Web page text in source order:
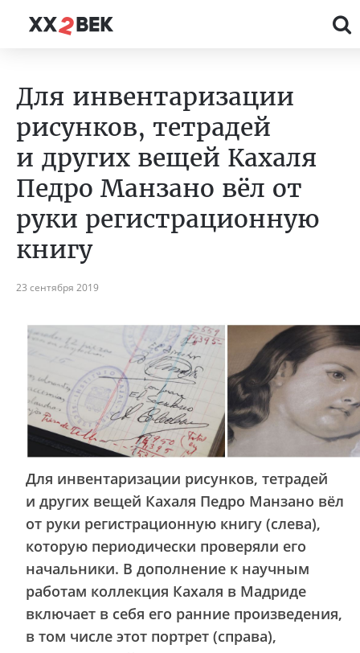
Для инвентаризации
рисунков, тетрадей
и других вещей Кахаля
Педро Манзано вёл от
руки регистрационную
книгу
23 сентября 2019
Для инвентаризации рисунков, тетрадей
и других вещей Кахаля Педро Манзано вёл
от руки регистрационную книгу (слева),
которую периодически проверяли его
начальники. В дополнение к научным
работам коллекция Кахаля в Мадриде
включает в себя его ранние произведения,
в том числе этот портрет (справа),